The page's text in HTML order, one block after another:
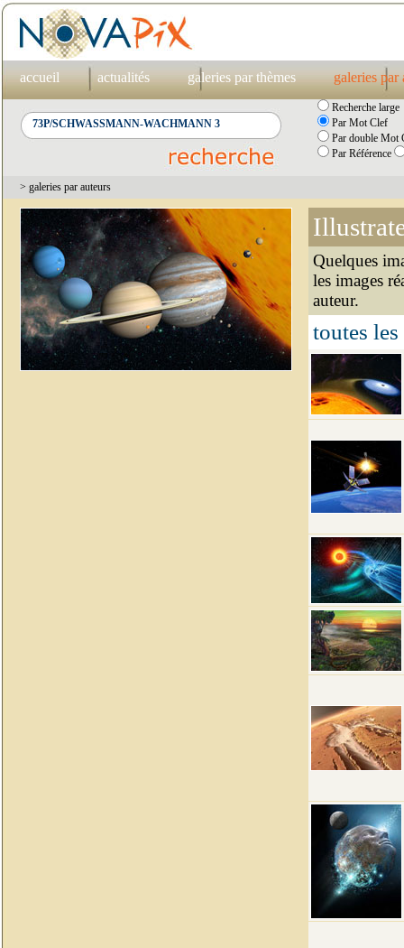
accueil actualités galeries par thèmes galeries par
Recherche large
Par Mot Clef
Par double Mot
Par Référence
> galeries par auteurs
Quelques
les images
auteur.
toutes